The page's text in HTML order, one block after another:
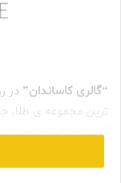
“گالری کاساندان”
ترین مجموعه ی طلا،
کریمخان افتتاح شد.
مخـراج کار، مدیـر
گرافیسـت و